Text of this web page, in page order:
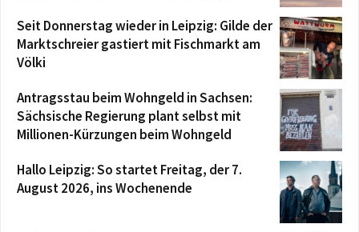
Seit Donnerstag wieder in Leipzig: Gilde der
Marktschreier gastiert mit Fischmarkt am
Völki
Antragsstau beim Wohngeld in Sachsen:
Sächsische Regierung plant selbst mit
Millionen-Kürzungen beim Wohngeld
Hallo Leipzig: So startet Freitag, der 7.
August 2026, ins Wochenende